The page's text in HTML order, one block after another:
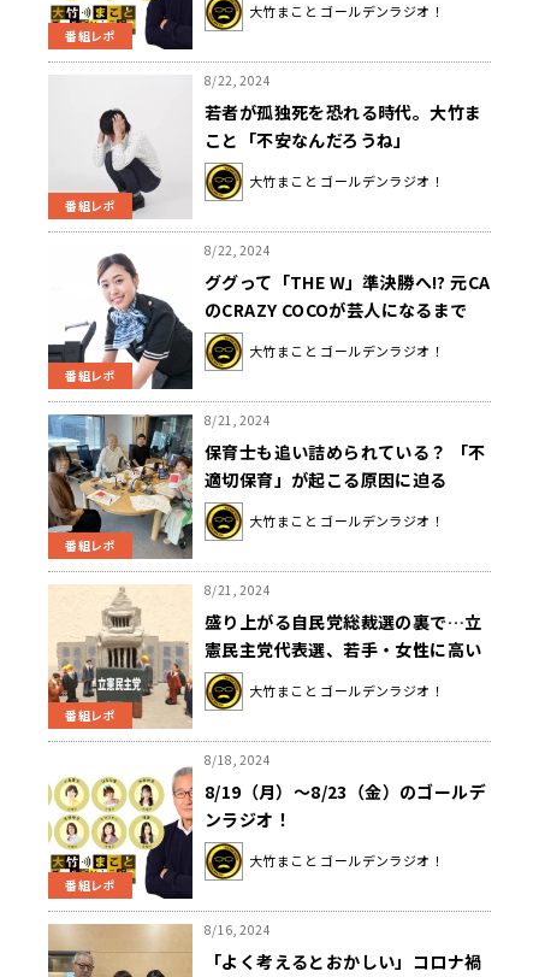
番組レポ
大竹まこと ゴールデンラジオ！
番組レポ
8/22, 2024
若者が孤独死を恐れる時代。大竹ま
こと「不安なんだろうね」
大竹まこと ゴールデンラジオ！
番組レポ
8/22, 2024
ググって「THE W」準決勝へ!? 元CA
のCRAZY COCOが芸人になるまで
大竹まこと ゴールデンラジオ！
番組レポ
8/21, 2024
保育士も追い詰められている？ 「不
適切保育」が起こる原因に迫る
大竹まこと ゴールデンラジオ！
番組レポ
8/21, 2024
盛り上がる自民党総裁選の裏で…立
憲民主党代表選、若手・女性に高い
壁 大竹「（立憲は）党の中でもち
ょっと割れてる感じ」
大竹まこと ゴールデンラジオ！
番組レポ
8/18, 2024
8/19（月）～8/23（金）のゴールデ
ンラジオ！
大竹まこと ゴールデンラジオ！
8/16, 2024
「よく考えるとおかしい」コロナ禍